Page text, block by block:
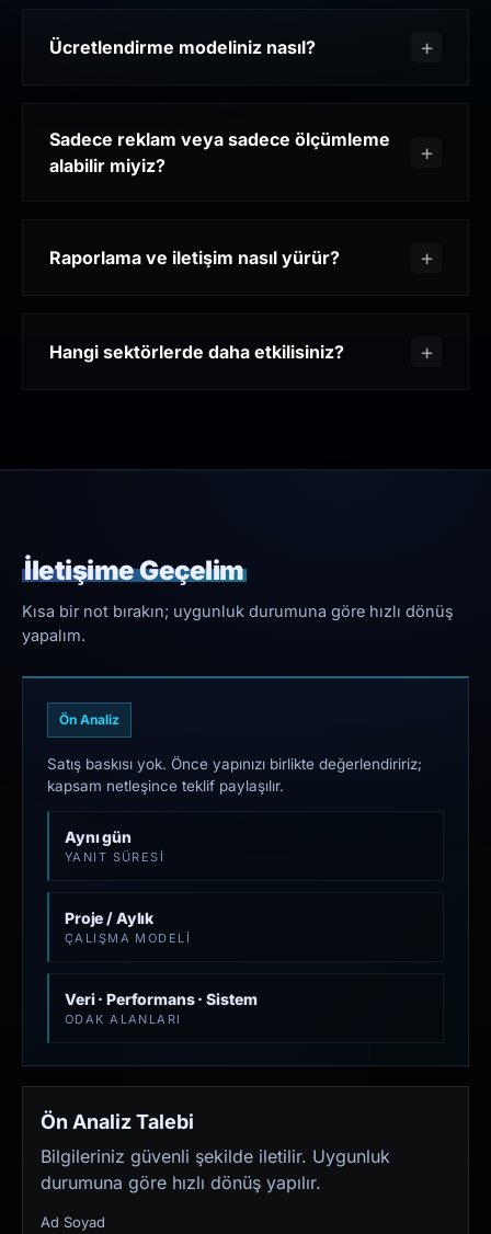
Ücretlendirme modeliniz nasıl?
Sadece reklam veya sadece ölçümleme
alabilir miyiz?
Raporlama ve iletişim nasıl yürür?
Hangi sektörlerde daha etkilisiniz?
İletişime Geçelim
Kısa bir not bırakın; uygunluk durumuna göre hızlı dönüş
yapalım.
Ön Analiz
Satış baskısı yok. Önce yapınızı birlikte değerlendiririz;
kapsam netleşince teklif paylaşılır.
Aynı gün
YANIT SÜRESI
Proje / Aylık
ÇALIŞMA MODELI
Veri · Performans · Sistem
ODAK ALANLARI
Ön Analiz Talebi
Bilgileriniz güvenli şekilde iletilir. Uygunluk
durumuna göre hızlı dönüş yapılır.
Ad Soyad